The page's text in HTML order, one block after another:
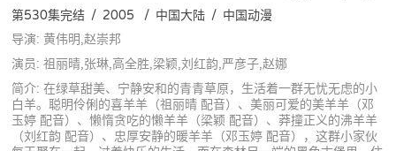
第530集完结 / 2005 / 中国大陆 / 中国动漫
导演: 黄伟明,赵崇邦
演员: 祖丽晴,张琳,高全胜,梁颖,刘红韵,严彦子,赵娜
简介: 在绿草甜美、宁静安和的青青草原，生活着一群无忧无虑的小
白羊。聪明伶俐的喜羊羊（祖丽晴 配音）、美丽可爱的美羊羊（邓
玉婷 配音）、懒惰贪吃的懒羊羊（梁颖 配音）、莽撞正义的沸羊羊
（刘红韵 配音）、忠厚安静的暖羊羊（邓玉婷 配音），这群小家伙